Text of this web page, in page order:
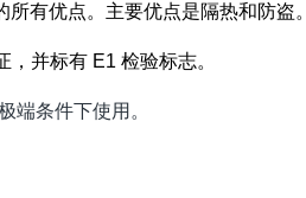
有优点。主要优点是隔热和防盗。
并标有 E1 检验标志。
端条件下使用。